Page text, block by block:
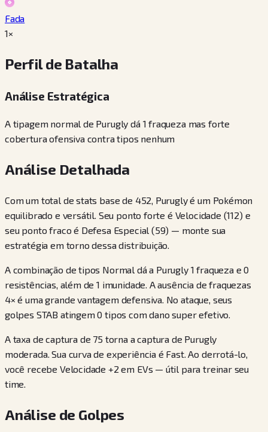
Fada
1×
Perfil de Batalha
Análise Estratégica
A tipagem normal de Purugly dá 1 fraqueza mas forte
cobertura ofensiva contra tipos nenhum
Análise Detalhada
Com um total de stats base de 452, Purugly é um Pokémon
equilibrado e versátil. Seu ponto forte é Velocidade (112) e
seu ponto fraco é Defesa Especial (59) — monte sua
estratégia em torno dessa distribuição.
A combinação de tipos Normal dá a Purugly 1 fraqueza e 0
resistências, além de 1 imunidade. A ausência de fraquezas
4× é uma grande vantagem defensiva. No ataque, seus
golpes STAB atingem 0 tipos com dano super efetivo.
A taxa de captura de 75 torna a captura de Purugly
moderada. Sua curva de experiência é Fast. Ao derrotá-lo,
você recebe Velocidade +2 em EVs — útil para treinar seu
time.
Análise de Golpes